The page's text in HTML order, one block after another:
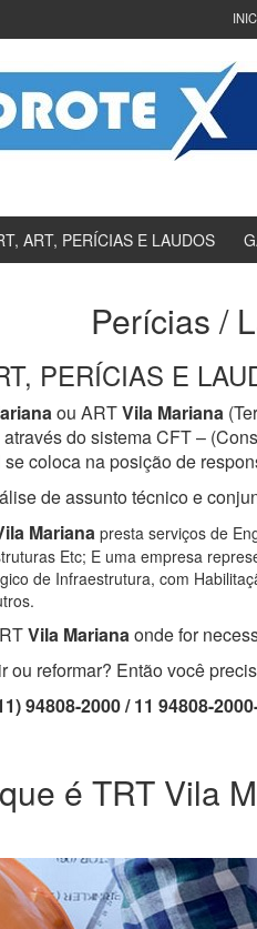
ART, PERÍCIAS E LAUDOS
Perícias /
PERÍCIAS E
ou ARTVila Mariana
do sistema CFT –
coloca na posição de
de assunto técnico e
Marianapresta serviços de
Etc; E uma empresa
de Infraestrutura, com
Vila Marianaonde for
ou reformar? Então você
94808-2000 / 11 94808-
é TRT Vila